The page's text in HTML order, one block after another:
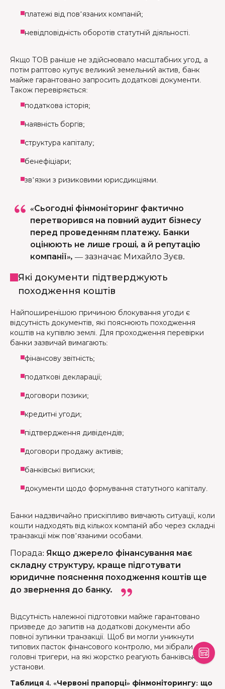
платежі від пов’язаних компаній;
невідповідність оборотів статутній діяльності.
Якщо ТОВ раніше не здійснювало масштабних угод, а
потім раптово купує великий земельний актив, банк
майже гарантовано запросить додаткові документи.
Також перевіряється:
податкова історія;
наявність боргів;
структура капіталу;
бенефіціари;
зв’язки з ризиковими юрисдикціями.
«Сьогодні фінмоніторинг фактично
перетворився на повний аудит бізнесу
перед проведенням платежу. Банки
оцінюють не лише гроші, а й репутацію
компанії», — зазначає Михайло Зуєв.
Які документи підтверджують
походження коштів
Найпоширенішою причиною блокування угоди є
відсутність документів, які пояснюють походження
коштів на купівлю землі. Для проходження перевірки
банки зазвичай вимагають:
фінансову звітність;
податкові декларації;
договори позики;
кредитні угоди;
підтвердження дивідендів;
договори продажу активів;
банківські виписки;
документи щодо формування статутного капіталу.
Банки надзвичайно прискіпливо вивчають ситуації, коли
кошти надходять від кількох компаній або через складні
транзакції між пов’язаними особами.
Порада: Якщо джерело фінансування має
складну структуру, краще підготувати
юридичне пояснення походження коштів ще
до звернення до банку.
Відсутність належної підготовки майже гарантовано
призведе до запитів на додаткові документи або
повної зупинки транзакції. Щоб ви могли уникнути
типових пасток фінансового контролю, ми зібрали
головні тригери, на які жорстко реагують банківські
установи.
Таблиця 4. «Червоні прапорці» фінмоніторингу: що